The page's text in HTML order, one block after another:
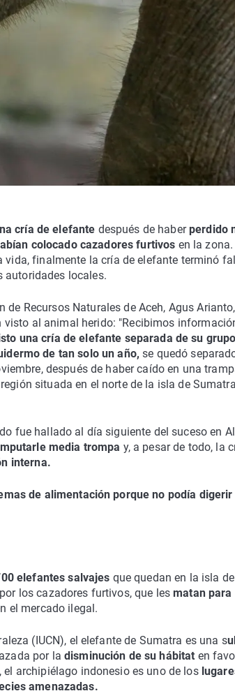
cría de elefante después de haberperdido
colocado cazadores furtivos en la
finalmente la cría de elefante terminó
autoridades locales.
de Recursos Naturales de Aceh, Agus
al animal herido: "Recibimos
una cría de elefante separada de su grupo
de tan solo un año,se quedó
después de haber caído en una
situada en el norte de la isla de
fue hallado al día siguiente del suceso en
media trompa y, a pesar de todo, la
interna.
de alimentación porque no podía
elefantes salvajes que quedan en la isla
los cazadores furtivos, que lesmatan para
el mercado ilegal.
(IUCN), el elefante de Sumatra es una s
por la disminución de su hábitat en
el archipiélago indonesio es uno de los
amenazadas.